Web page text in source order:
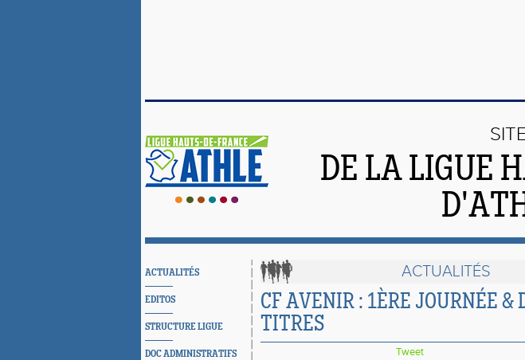
DE LA LIGUE
ACTUALITÉS
EDITOS
STRUCTURE LIGUE
DOC ADMINISTRATIFS
ACTUALITÉS
CF AVENIR : 1ÈRE JOURNÉE &
TITRES
Tweet